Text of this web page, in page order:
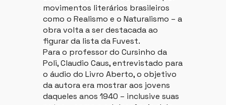
movimentos literários brasileiros
como o Realismo e o Naturalismo – a
obra volta a ser destacada ao
figurar da lista da Fuvest.
Para o professor do Cursinho da
Poli, Claudio Caus, entrevistado para
o áudio do Livro Aberto, o objetivo
da autora era mostrar aos jovens
daqueles anos 1940 – inclusive suas